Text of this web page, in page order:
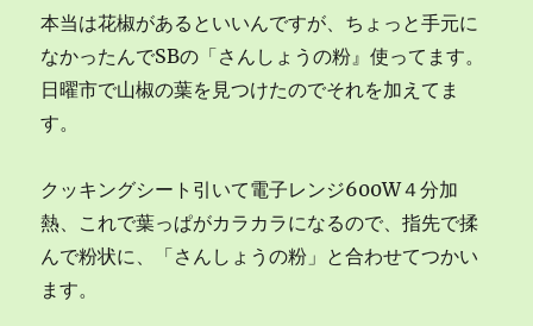
本当は花椒があるといいんですが、ちょっと手元に
なかったんでSBの「さんしょうの粉』使ってます。
日曜市で山椒の葉を見つけたのでそれを加えてま
す。
クッキングシート引いて電子レンジ600W４分加
熱、これで葉っぱがカラカラになるので、指先で揉
んで粉状に、「さんしょうの粉」と合わせてつかい
ます。